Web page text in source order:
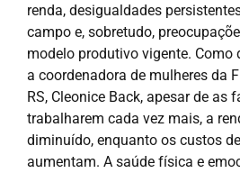
renda, desigualdades
campo e, sobretudo,
modelo produtivo vigente. Como
a coordenadora de mulheres da
RS, Cleonice Back, apesar de as
trabalharem cada vez mais, a
diminuído, enquanto os custos
aumentam. A saúde física e